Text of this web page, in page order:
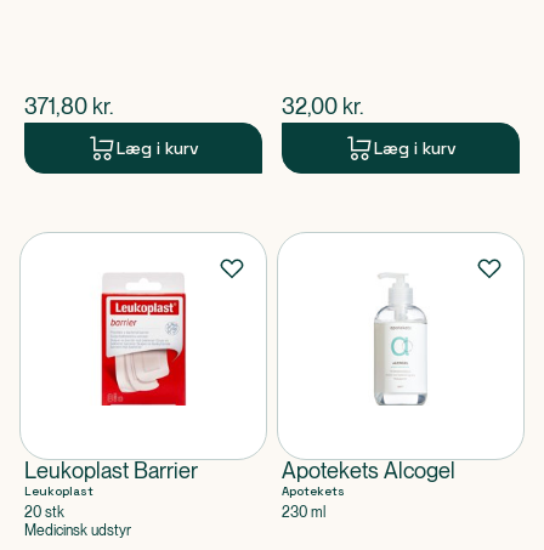
$nuværende pris
371,80 kr.
Læg i kurv
$nuværende pris
32,00 kr.
Læg i kurv
Leukoplast Barrier
Leukoplast
20 stk
Medicinsk udstyr
Apotekets Alcogel
Apotekets
230 ml